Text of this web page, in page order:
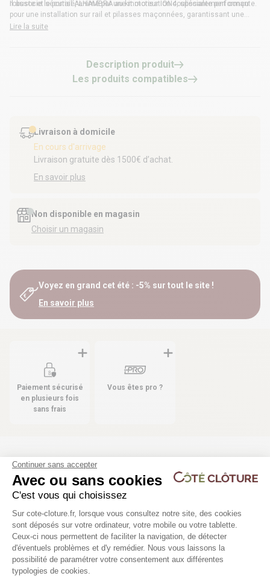
robuste et sécurisé, animé par une motorisation coulissante performante.
Il associe le portail ALHAMBRA au kit moteur ION4, spécialement conçu
pour une installation sur rail et pilasses maçonnées, garantissant une
pose stable et un fonctionnement optimal.
Lire la suite
Description produit
Les produits compatibles
Livraison à domicile
En cours d'arrivage
Livraison gratuite dès 1500€ d’achat.
En savoir plus
Non disponible en magasin
Choisir un magasin
Voyez en grand cet été : -5% sur tout le site !
En savoir plus
Paiement sécurisé
en plusieurs fois
sans frais
Vous êtes pro ?
Les produits compatibles
Portillon aluminium semi ajouré
H1m60 - ALHAMBRA
471,86 €
2 déclinaisons
Portail aluminium
- ALHAMBRA
1 076,76 €
Continuer sans accepter
Avec ou sans cookies
C'est vous qui choisissez
Plateforme de Gestion du
Sur cote-cloture.fr, lorsque vous consultez notre site, des cookies
sont déposés sur votre ordinateur, votre mobile ou votre tablette.
Ceux-ci nous permettent de faciliter la navigation, de détecter
d'éventuels problèmes et d'y remédier. Nous vous laissons la
possibilité de paramétrer votre consentement aux différentes
typologies de cookies.
Axeptio consent